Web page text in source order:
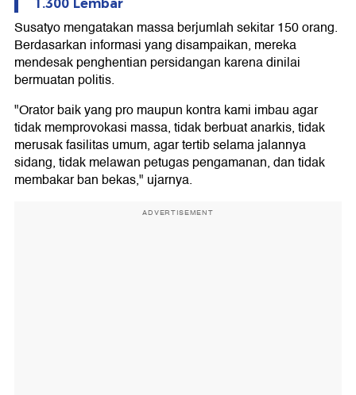
1.300 Lembar
Susatyo mengatakan massa berjumlah sekitar 150 orang.
Berdasarkan informasi yang disampaikan, mereka
mendesak penghentian persidangan karena dinilai
bermuatan politis.
"Orator baik yang pro maupun kontra kami imbau agar
tidak memprovokasi massa, tidak berbuat anarkis, tidak
merusak fasilitas umum, agar tertib selama jalannya
sidang, tidak melawan petugas pengamanan, dan tidak
membakar ban bekas," ujarnya.
ADVERTISEMENT